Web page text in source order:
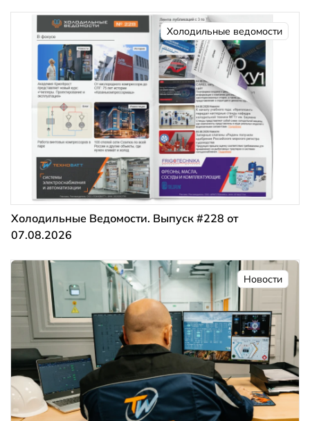
Холодильные ведомости
Холодильные Ведомости. Выпуск #228 от
07.08.2026
Новости